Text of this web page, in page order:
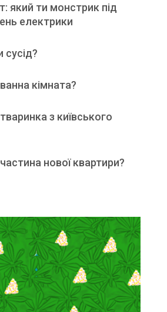
який ти монстрик під
електрики
сусід?
кімната?
з київського
нової квартири?